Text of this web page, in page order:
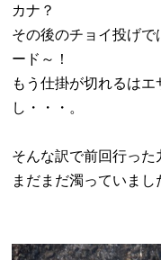
カナ？
その後のチョイ投げ
ード～！
もう仕掛が切れるは
し・・・。
そんな訳で前回行った
まだまだ濁っていまし